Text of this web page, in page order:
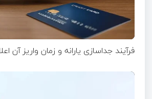
فرآیند جداسازی یارانه و زمان واریز آن